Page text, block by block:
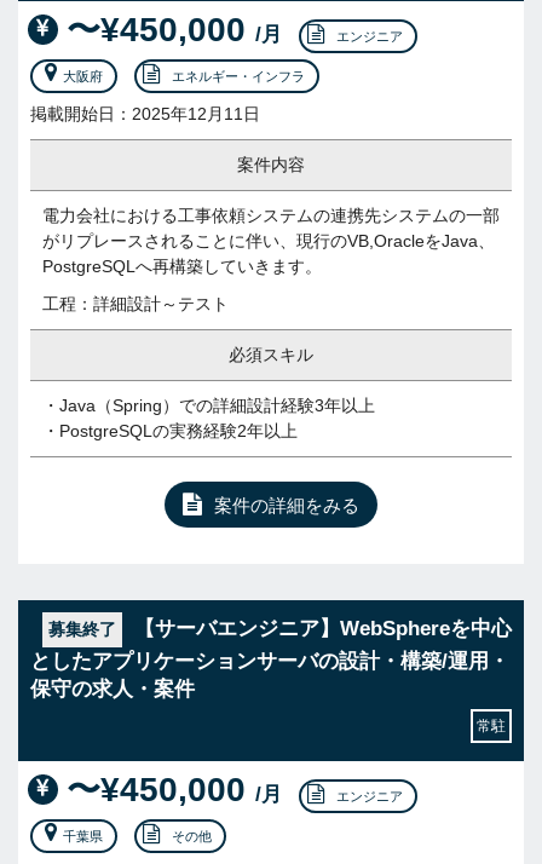
〜¥450,000 /月 エンジニア
大阪府 エネルギー・インフラ
掲載開始日：2025年12月11日
案件内容
電力会社における工事依頼システムの連携先システムの一部
がリプレースされることに伴い、現行のVB,OracleをJava、
PostgreSQLへ再構築していきます。
工程：詳細設計～テスト
必須スキル
・Java（Spring）での詳細設計経験3年以上
・PostgreSQLの実務経験2年以上
案件の詳細をみる
募集終了
【サーバエンジニア】WebSphereを中心
としたアプリケーションサーバの設計・構築/運用・
保守の求人・案件
常駐
〜¥450,000 /月 エンジニア
千葉県 その他